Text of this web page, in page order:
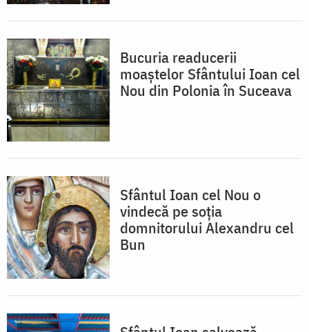
Bucuria readucerii
moaștelor Sfântului Ioan cel
Nou din Polonia în Suceava
Sfântul Ioan cel Nou o
vindecă pe soția
domnitorului Alexandru cel
Bun